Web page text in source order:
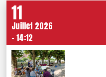
11
Juillet 2026
- 14:12